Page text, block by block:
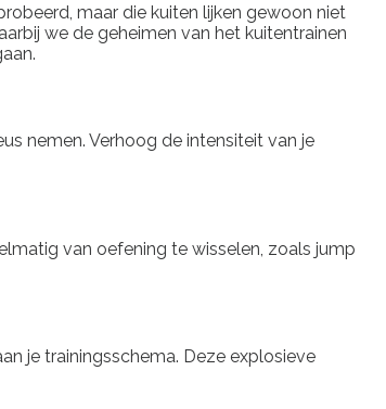
maar die kuiten lijken gewoon niet
we de geheimen van het kuitentrainen
nemen. Verhoog de intensiteit van je
van oefening te wisselen, zoals jump
je trainingsschema. Deze explosieve